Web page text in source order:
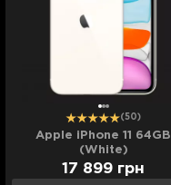
(50)
Apple iPhone 11 64GB
(White)
17 899 грн